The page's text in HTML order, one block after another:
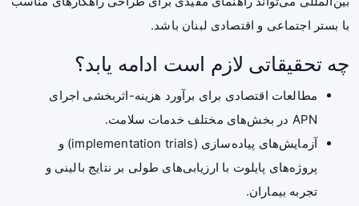
با بستر اجتماعی و اقتصادی لبنان باشد.
چه تحقیقاتی لازم است ادامه یابد؟
مطالعات اقتصادی برای برآورد هزینه-اثربخشی اجرای
APN در بخش‌های مختلف خدمات سلامت.
آزمایش‌های پیاده‌سازی (implementation trials) و
پروژه‌های پایلوت با ارزیابی‌های طولی بر نتایج بالینی و
تجربه بیماران.